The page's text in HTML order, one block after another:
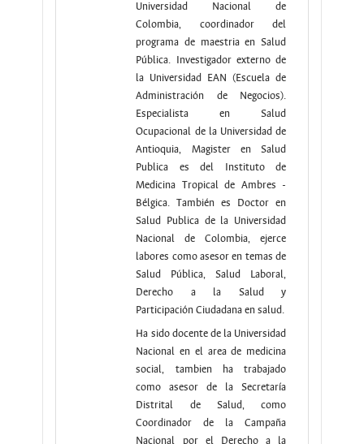
Universidad Nacional de
Colombia, coordinador del
programa de maestria en Salud
Pública. Investigador externo de
la Universidad EAN (Escuela de
Administración de Negocios).
Especialista en Salud
Ocupacional de la Universidad de
Antioquia, Magister en Salud
Publica es del Instituto de
Medicina Tropical de Ambres -
Bélgica. También es Doctor en
Salud Publica de la Universidad
Nacional de Colombia, ejerce
labores como asesor en temas de
Salud Pública, Salud Laboral,
Derecho a la Salud y
Participación Ciudadana en salud.
Ha sido docente de la Universidad
Nacional en el area de medicina
social, tambien ha trabajado
como asesor de la Secretaría
Distrital de Salud, como
Coordinador de la Campaña
Nacional por el Derecho a la